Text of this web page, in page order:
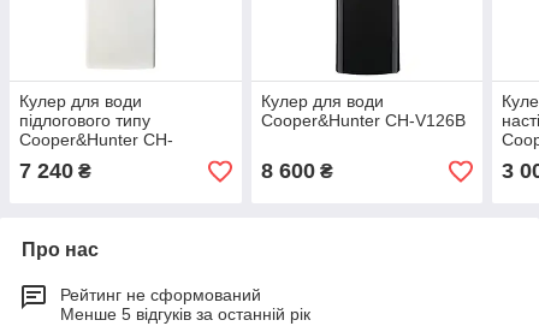
Кулер для води
підлогового типу
Cooper&Hunter CH-
V115CEG
7 240 ₴
Кулер для води
Cooper&Hunter CH-V126B
8 600₴ 3
Про нас
Рейтинг не сформований
Менше 5 відгуків за останній рік